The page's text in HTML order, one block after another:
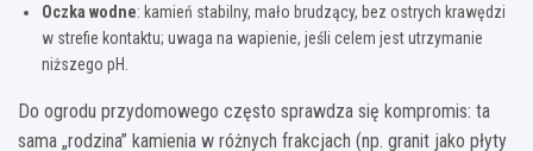
Oczka wodne: kamień stabilny, mało brudzący, bez ostrych krawędzi
w strefie kontaktu; uwaga na wapienie, jeśli celem jest utrzymanie
niższego pH.
Do ogrodu przydomowego często sprawdza się kompromis: ta
sama „rodzina” kamienia w różnych frakcjach (np. granit jako płyty